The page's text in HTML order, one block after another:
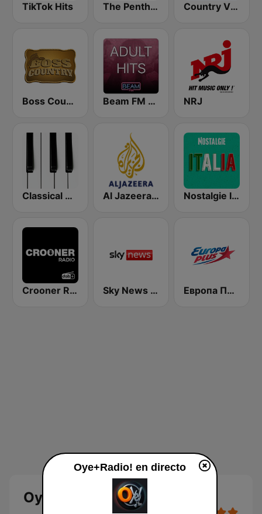
TikTok Hits The Penthouse Country Vibes
Boss Country Radio Beam FM - Adult Hits NRJ
Classical Horizon Radio (International) Al Jazeera Arabic (قناة الجزيرة) Nostalgie Italia
Crooner Radio Sky News Radio Европа Плюс (Europa Plus)
Oye+Radio! en vivo
Oye+Radio! en directo